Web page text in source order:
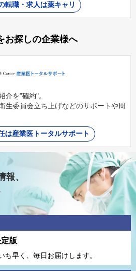
転職・求人は薬キャリ
お探しの企業様へ
介を"確約"。
生委員会立ち上げなどのサポートや周
は産業医トータルサポート
報、
版
ち早く、毎日お届けします。